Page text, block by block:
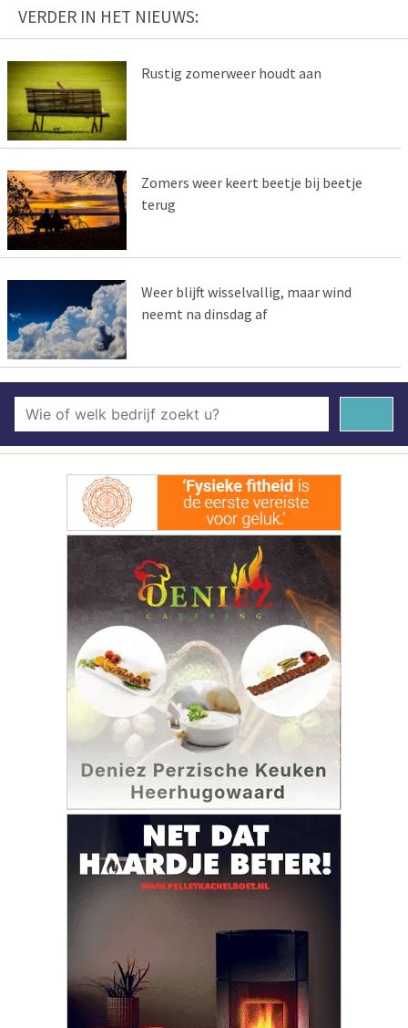
VERDER IN HET NIEUWS:
Rustig zomerweer houdt aan
Zomers weer keert beetje bij beetje
terug
Weer blijft wisselvallig, maar wind
neemt na dinsdag af